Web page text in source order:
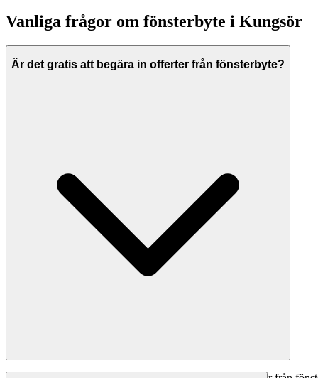
Vanliga frågor om fönsterbyte i Kungsör
Är det gratis att begära in offerter från fönsterbyte?